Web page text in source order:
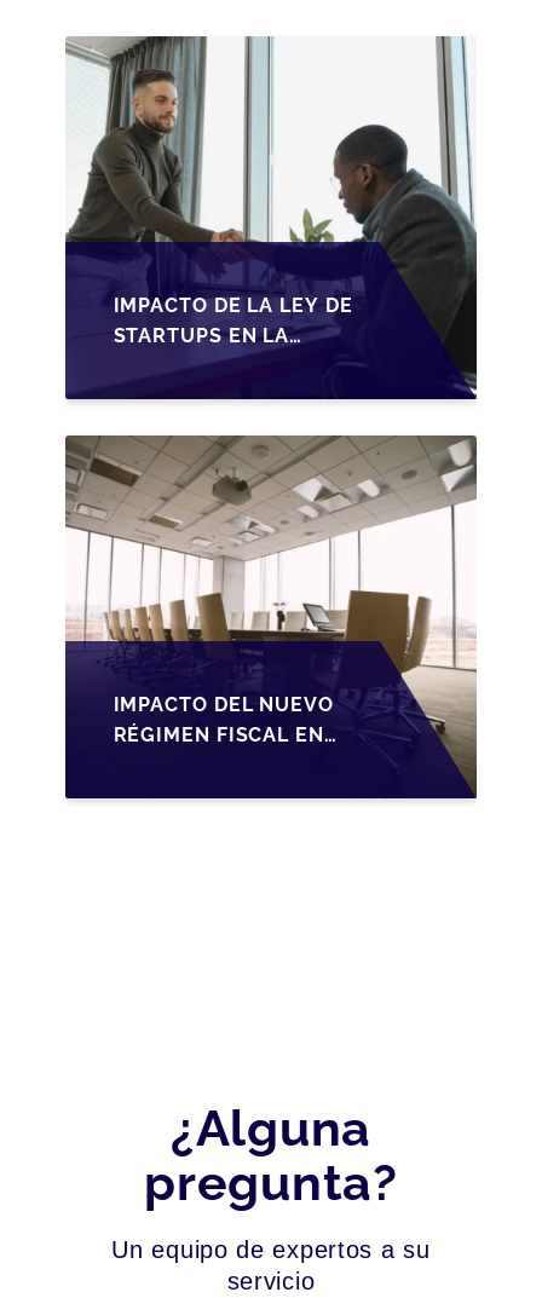
2026
IMPACTO DE LA LEY DE
STARTUPS EN LA
TRANSMISIÓN DE
PYMES ESPAÑOLAS
IMPACTO DEL NUEVO
RÉGIMEN FISCAL EN
PYMES EN ESPAÑA
¿Alguna
pregunta?
Un equipo de expertos a su
servicio